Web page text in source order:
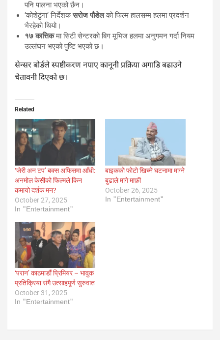
पनि पालना भएको छैन।
‘कोशेढुंगा’ निर्देशकसरोज पौडेलको फिल्म हालसम्म हलमा प्रदर्शन
भैरहेको थियो।
१७ कात्तिकमा सिटी सेन्टरको बिग मूभिज हलमा अनुगमन गर्दा नियम
उल्लंघन भएको पुष्टि भएको छ।
सेन्सर बोर्डले स्पष्टीकरण नपाए कानूनी प्रक्रिया अगाडि बढाउने
चेतावनी दिएको छ।
Related
‘जेरी अन टप’ बक्स अफिसमा आँधी:
अनमोल केसीको फिल्मले किन
कमायो दर्शक मन?
October 27, 2025
In "Entertainment"
बाइकको फोटो खिच्ने घटनामा माग्ने
बुढाले मागे माफ़ी
October 26, 2025
In "Entertainment"
‘परान’ काठमाडौं प्रिमियर – भावुक
प्रतिक्रिया संगै उत्साहपूर्ण सुरुवात
October 31, 2025
In "Entertainment"